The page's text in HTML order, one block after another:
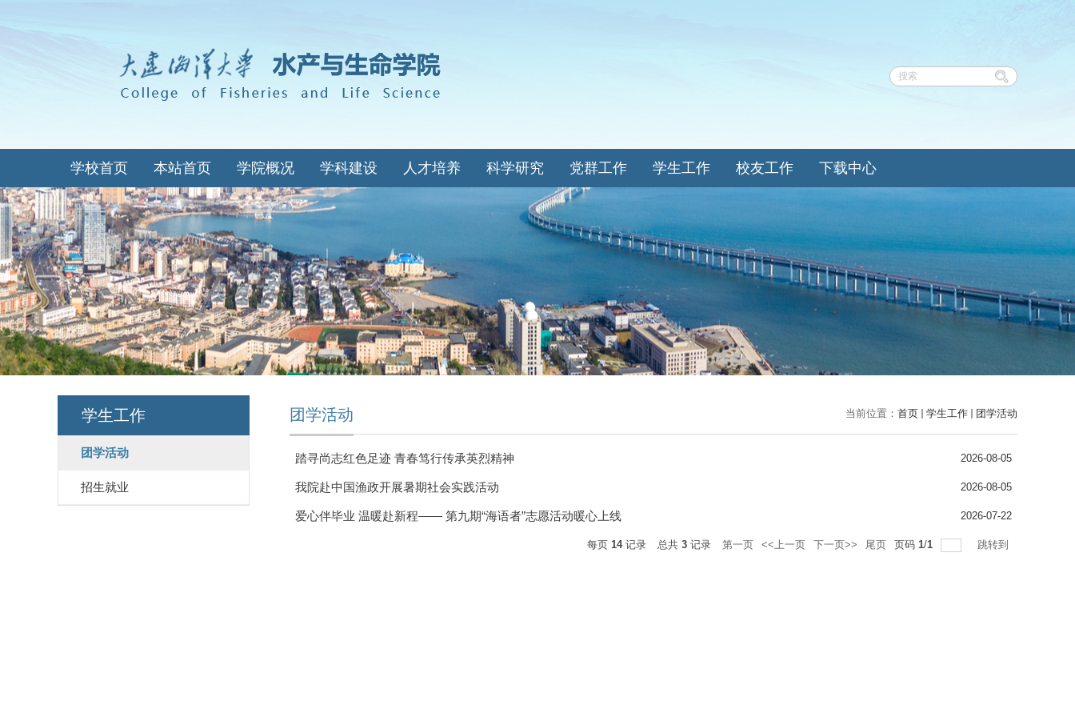
学校首页 本站首页 学院概况 学科建设 人才培养 科学研究 党群工作 学生工作 校友工作 下载中心
学生工作
团学活动
招生就业
当前位置： 首页 学生工作 团学活动
团学活动
踏寻尚志红色足迹 青春笃行传承英烈精神 2026-08-05
我院赴中国渔政开展暑期社会实践活动 2026-08-05
爱心伴毕业 温暖赴新程—— 第九期“海语者”志愿活动暖心上线 2026-07-22
每页 14记录 总共 3 记录 第一页 <<上一页 下一页>> 尾页 页码 1/1 跳转到